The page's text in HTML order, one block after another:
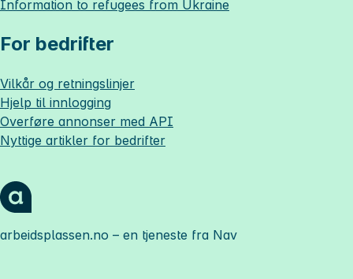
Information to refugees from Ukraine
For bedrifter
Vilkår og retningslinjer
Hjelp til innlogging
Overføre annonser med API
Nyttige artikler for bedrifter
arbeidsplassen.no – en tjeneste fra Nav